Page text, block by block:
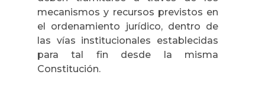
mecanismos y recursos previstos en
el ordenamiento jurídico, dentro de
las vías institucionales establecidas
para tal fin desde la misma
Constitución.